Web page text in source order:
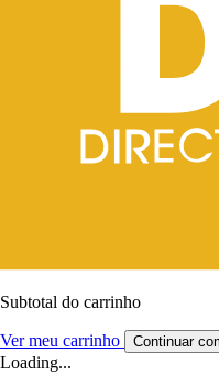
Subtotal do carrinho
Ver meu carrinho Continuar
Loading...